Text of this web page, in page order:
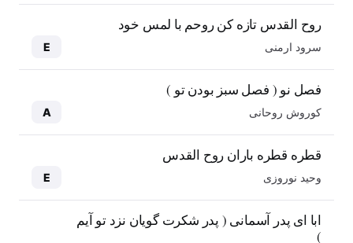
روح القدس تازه کن روحم با لمس خود
سرود ارمنی E
فصل نو ( فصل سبز بودن تو )
کوروش روحانی A
قطره قطره باران روح القدس
وحید نوروزی E
ابا ای پدر آسمانی ( پدر شکرت گویان نزد تو آیم
)